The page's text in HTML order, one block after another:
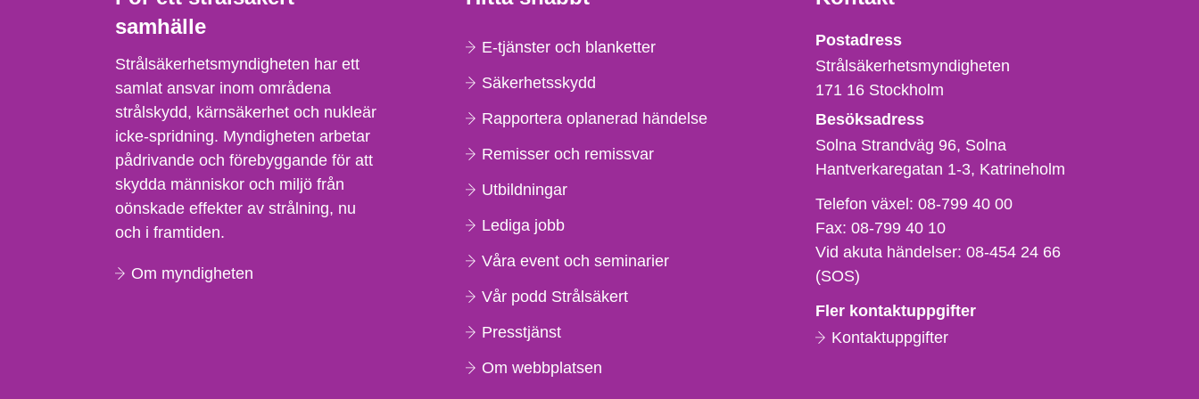
samhälle
Strålsäkerhetsmyndigheten har ett
samlat ansvar inom områdena
strålskydd, kärnsäkerhet och nukleär
icke-spridning. Myndigheten arbetar
pådrivande och förebyggande för att
skydda människor och miljö från
oönskade effekter av strålning, nu
och i framtiden.
Om myndigheten
E-tjänster och blanketter
Säkerhetsskydd
Rapportera oplanerad händelse
Remisser och remissvar
Utbildningar
Lediga jobb
Våra event och seminarier
Vår podd Strålsäkert
Presstjänst
Om webbplatsen
Strålsäkerhetsmyndigheten
Postadress
Strålsäkerhetsmyndigheten
171 16 Stockholm
Besöksadress
Solna Strandväg 96, Solna
Hantverkaregatan 1-3 Katrineholm
Telefon,
fax
och
e-
Telefon växel:08-799 40 00
Fax:08-799 40 10
Vid akuta händelser:08-454 24 66
(SOS)
Fler kontaktuppgifter
Kontaktuppgifter